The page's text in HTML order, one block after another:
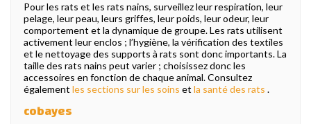
Pour les rats et les rats nains, surveillez leur respiration, leur
pelage, leur peau, leurs griffes, leur poids, leur odeur, leur
comportement et la dynamique de groupe. Les rats utilisent
activement leur enclos ; l’hygiène, la vérification des textiles
et le nettoyage des supports à rats sont donc importants. La
taille des rats nains peut varier ; choisissez donc les
accessoires en fonction de chaque animal. Consultez
également les sections sur les soins et la santé des rats .
cobayes